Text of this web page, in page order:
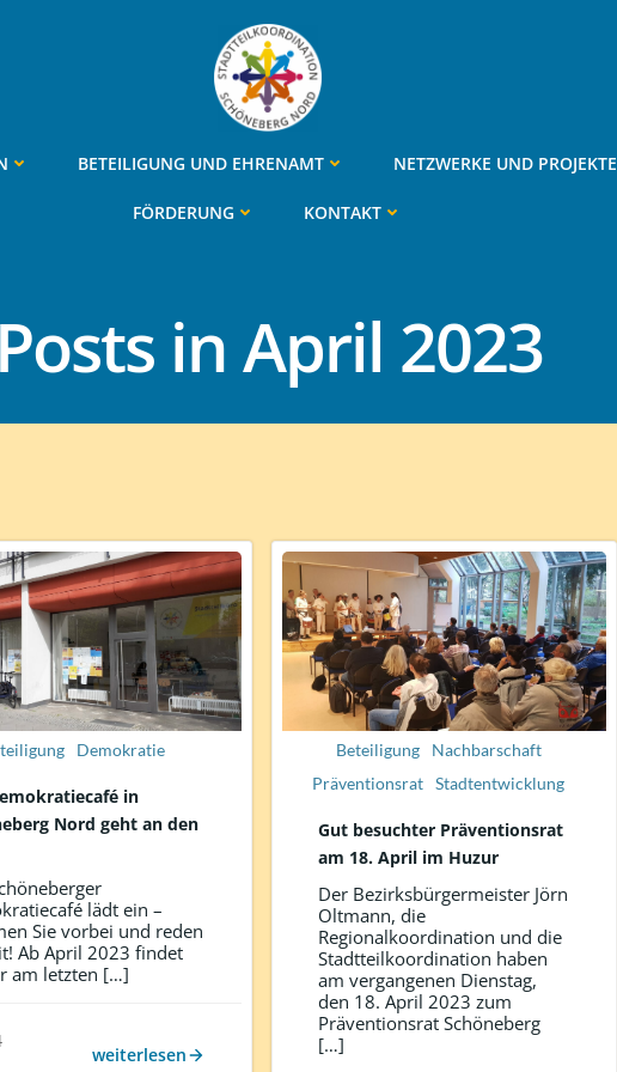
BETEILIGUNG UND EHRENAMT NETZWERKE UND PROJEKTE
FÖRDERUNG KONTAKT
in April 2023
Demokratie
in
Nord geht an den
lädt ein –
Sie vorbei und reden
Ab April 2023 findet
am letzten […]
weiterlesen
Beteiligung
Nachbarschaft
Präventionsrat Stadtentwicklung
Gut besuchter Präventionsrat
am 18. April im Huzur
Der Bezirksbürgermeister Jörn
Oltmann, die
Regionalkoordination und die
Stadtteilkoordination haben
am vergangenen Dienstag,
den 18. April 2023 zum
Präventionsrat Schöneberg
[…]